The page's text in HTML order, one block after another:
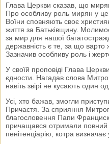
Глава Церкви сказав, що
Про особливу роль мирян у
Воїни сповняють своє
життя за Батьківщину.
за мир для нашої
державність є те, за що варто
Зазначив особливу роль і
У своїй проповіді Глава
єдности. Нагадав слова
навіть звірі не кусають один
Усі, хто бажав, змогли
Причастя. За сприяння
благословення Папи
причащався отримали повний
пенітенціарію, котра